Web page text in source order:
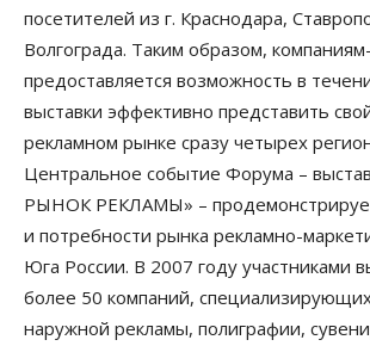
посетителей из г. Краснодара,
Волгограда. Таким образом,
предоставляется возможность в
выставки эффективно представить
рекламном рынке сразу четырех
Центральное событие Форума –
РЫНОК РЕКЛАМЫ» –
и потребности рынка рекламно-
Юга России. В 2007 году участниками
более 50 компаний,
наружной рекламы, полиграфии,